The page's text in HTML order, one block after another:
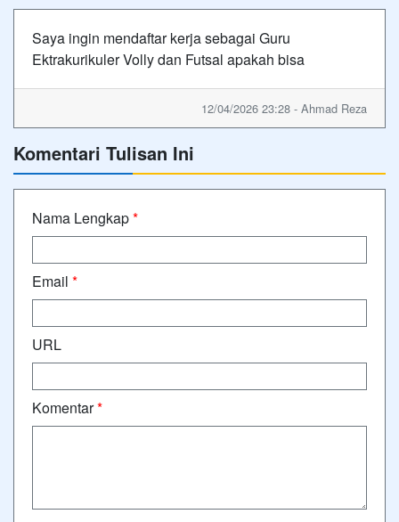
Saya ingin mendaftar kerja sebagai Guru
Ektrakurikuler Volly dan Futsal apakah bisa
12/04/2026 23:28 - Ahmad Reza
Komentari Tulisan Ini
Nama Lengkap*
Email *
URL
Komentar*